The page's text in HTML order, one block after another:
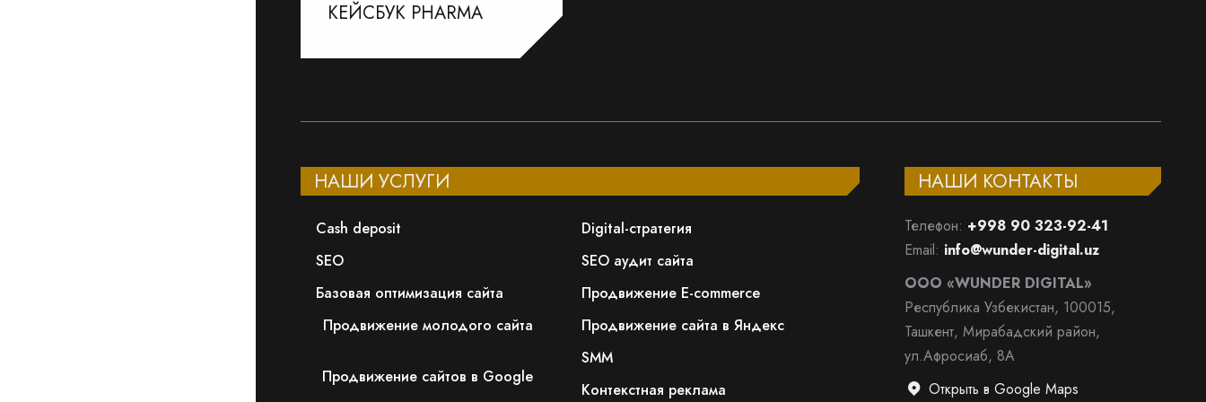
КЕЙСБУК PHARMA
НАШИ УСЛУГИ
Сash deposit
SEO
Базовая оптимизация сайта
Продвижение молодого сайта
Продвижение сайтов в Google
Digital-стратегия
SEO аудит сайта
Продвижение E-commerce
Продвижение сайта в Яндекс
SMM
Контекстная реклама
НАШИ КОНТАКТЫ
Телефон: +998 90 323-92-41
Email: info@wunder-digital.uz
ООО «WUNDER DIGITAL»
Республика Узбекистан, 100015,
Ташкент, Мирабадский район,
ул.Афросиаб, 8А
Открыть в Google Maps